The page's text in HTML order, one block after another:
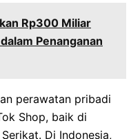
Rp300 Miliar
Penanganan
perawatan pribadi
Shop, baik di
Di Indonesia,